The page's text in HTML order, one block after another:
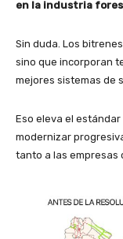
en la industria
Sin duda. Los
sino que incorporan
mejores sistemas de
Eso eleva el
modernizar
tanto a las empresas